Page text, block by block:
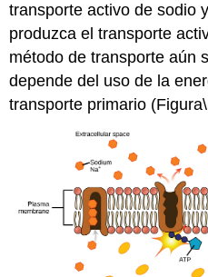
transporte activo de sodio
produzca el transporte
método de transporte aún
depende del uso de la
transporte primario (Figura